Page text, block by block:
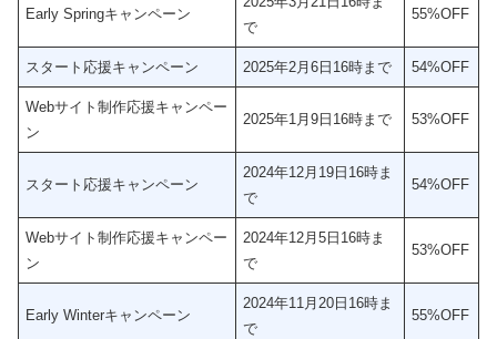
Early Springキャンペーン
で
55%OFF
スタート応援キャンペーン 2025年2月6日16時まで 54%OFF
Webサイト制作応援キャンペー
ン
2025年1月9日16時まで 53%OFF
スタート応援キャンペーン
2024年12月19日16時ま
で
54%OFF
Webサイト制作応援キャンペー
ン
2024年12月5日16時ま
で
53%OFF
Early Winterキャンペーン
2024年11月20日16時ま
で
55%OFF